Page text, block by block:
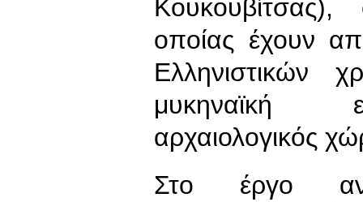
οποίας έχουν
Ελληνιστικών
μυκηναϊκή
αρχαιολογικός
Στο έργο